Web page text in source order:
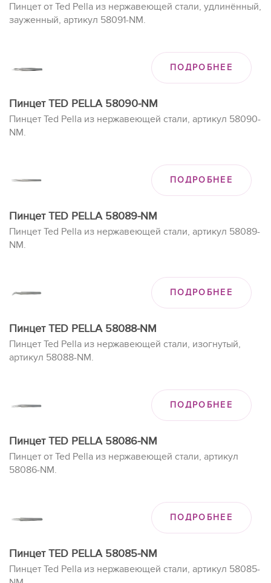
Пинцет от Ted Pella из нержавеющей стали, удлинённый,
зауженный, артикул 58091-NM.
ПОДРОБНЕЕ
Пинцет TED PELLA 58090-NM
Пинцет Ted Pella из нержавеющей стали, артикул 58090-
NM.
ПОДРОБНЕЕ
Пинцет TED PELLA 58089-NM
Пинцет Ted Pella из нержавеющей стали, артикул 58089-
NM.
ПОДРОБНЕЕ
Пинцет TED PELLA 58088-NM
Пинцет Ted Pella из нержавеющей стали, изогнутый,
артикул 58088-NM.
ПОДРОБНЕЕ
Пинцет TED PELLA 58086-NM
Пинцет от Ted Pella из нержавеющей стали, артикул
58086-NM.
ПОДРОБНЕЕ
Пинцет TED PELLA 58085-NM
Пинцет Ted Pella из нержавеющей стали, артикул 58085-